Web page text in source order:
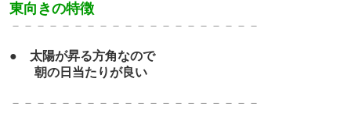
東向きの特徴
－－－－－－－－－－－－－－－－－－－－
● 太陽が昇る方角なので
朝の日当たりが良い
－－－－－－－－－－－－－－－－－－－－